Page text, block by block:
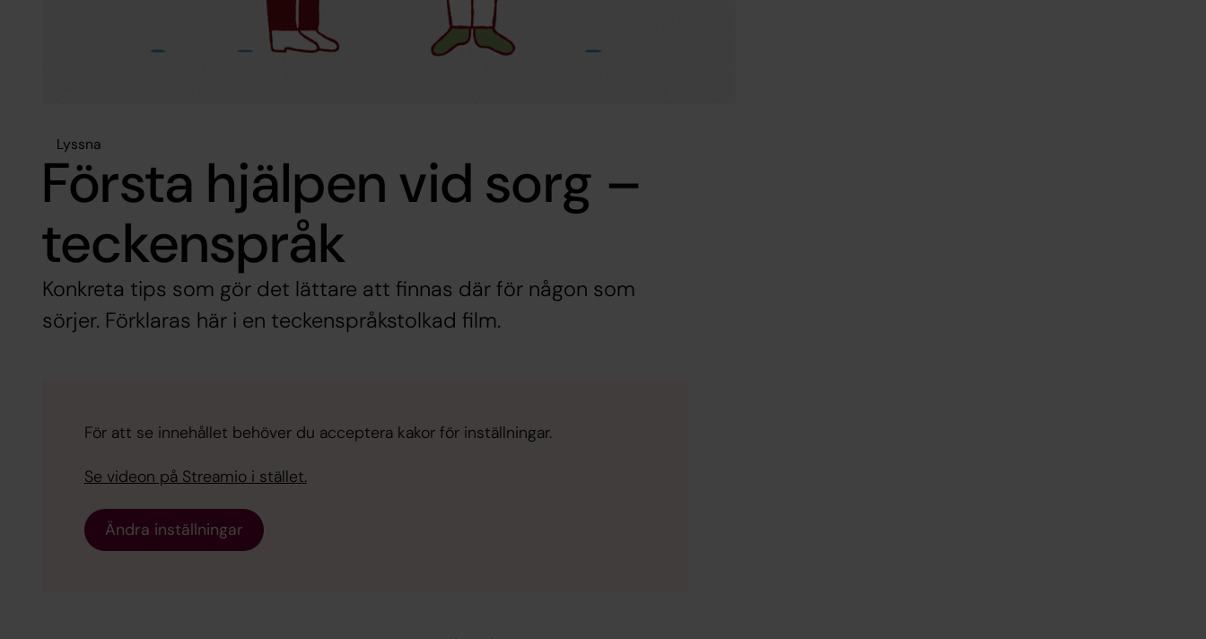
Lyssna
Första hjälpen vid sorg –
teckenspråk
Konkreta tips som gör det lättare att finnas där för någon som
sörjer. Förklaras här i en teckenspråkstolkad film.
För att se innehållet behöver du acceptera kakor för inställningar.
Se videon på Streamio i stället.
Ändra inställningar